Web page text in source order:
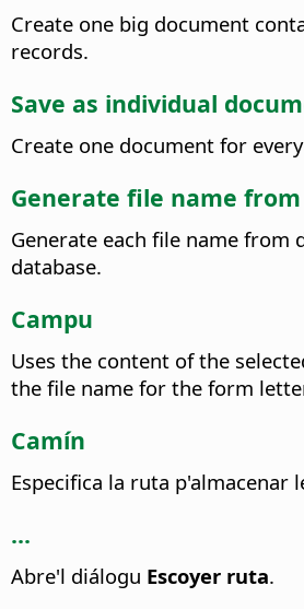
Create one big document
records.
Save as individual
Create one document for
Generate file name
Generate each file name from
database.
Campu
Uses the content of the
the file name for the form
Camín
Especifica la ruta p'almacenar
...
Abre'l diálogu Escoyer ruta.